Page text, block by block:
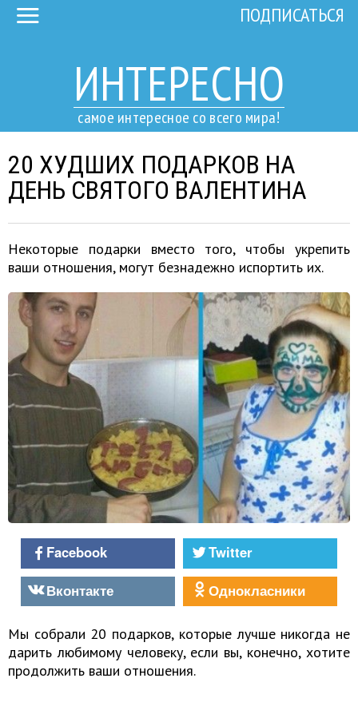
ИНТЕРЕСНО
самое интересное со всего мира!
ПОДПИСАТЬСЯ
20 ХУДШИХ ПОДАРКОВ НА
ДЕНЬ СВЯТОГО ВАЛЕНТИНА
Некоторые подарки вместо того, чтобы укрепить
ваши отношения, могут безнадежно испортить их.
Facebook
Twitter
Вконтакте
Однокласники
Мы собрали 20 подарков, которые лучше никогда не
дарить любимому человеку, если вы, конечно, хотите
продолжить ваши отношения.